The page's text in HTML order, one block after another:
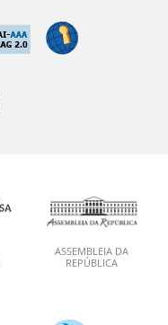
ASSEMBLEIA DA
REPÚBLICA